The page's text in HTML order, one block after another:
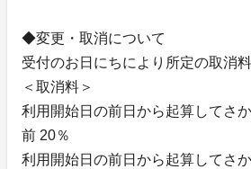
◆変更・取消について
受付のお日にちにより所定の取消
＜取消料＞
利用開始日の前日から起算してさ
前 20％
利用開始日の前日から起算してさ